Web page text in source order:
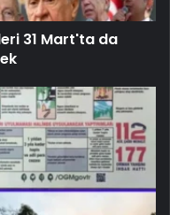
31 Mart'ta da